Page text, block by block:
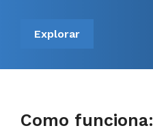
Explorar
Como funciona: